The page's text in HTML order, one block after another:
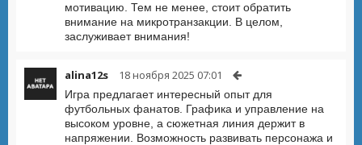
мотивацию. Тем не менее, стоит обратить
внимание на микротранзакции. В целом,
заслуживает внимания!
alina12s 18 ноября 2025 07:01
Игра предлагает интересный опыт для
футбольных фанатов. Графика и управление на
высоком уровне, а сюжетная линия держит в
напряжении. Возможность развивать персонажа и